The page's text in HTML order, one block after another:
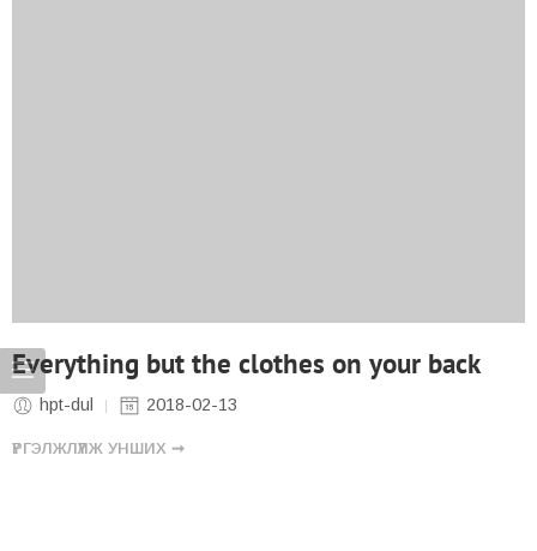
Everything but the clothes on your back
hpt-dul 2018-02-13
ҮРГЭЛЖЛҮҮЛЖ УНШИХ ➞